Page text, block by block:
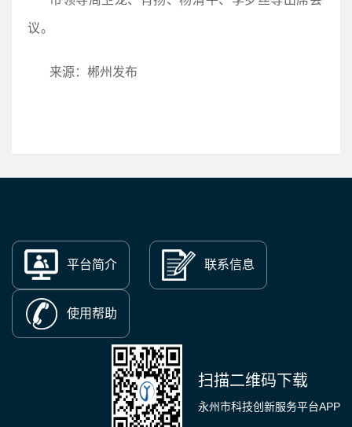
议。
来源：郴州发布
平台简介 联系信息
使用帮助
扫描二维码下载
永州市科技创新服务平台APP